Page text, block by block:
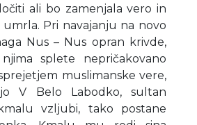
ali bo zamenjala vero in
umrla. Pri navajanju na novo
Nus – Nus opran krivde,
splete nepričakovano
muslimanske vere,
V Belo Labodko, sultan
vzljubi, tako postane